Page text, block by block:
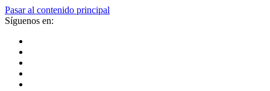
Pasar al contenido principal
Síguenos en: